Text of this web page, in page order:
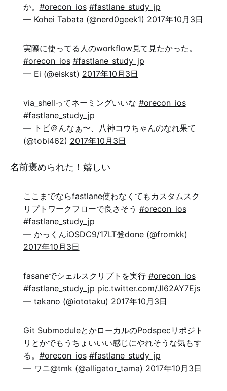
か。 #orecon_ios #fastlane_study_jp
— Kohei Tabata (@nerd0geek1) 2017年10月3日
実際に使ってる人のworkflow見て見たかった。
#orecon_ios #fastlane_study_jp
— Ei (@eiskst) 2017年10月3日
via_shellってネーミングいいな #orecon_ios
#fastlane_study_jp
— トビ＠んなぁ〜、八神コウちゃんのなれ果て
(@tobi462) 2017年10月3日
名前褒められた！嬉しい
ここまでならfastlane使わなくてもカスタムスク
リプトワークフローで良さそう #orecon_ios
#fastlane_study_jp
— かっくんiOSDC9/17LT登done (@fromkk)
2017年10月3日
fasaneでシェルスクリプトを実行 #orecon_ios
#fastlane_study_jp pic.twitter.com/JI62AY7Ejs
— takano (@iototaku) 2017年10月3日
Git SubmoduleとかローカルのPodspecリポジト
リとかでもうちょいいい感じにやれそうな気もす
る。 #orecon_ios #fastlane_study_jp
— ワニ@tmk (@alligator_tama) 2017年10月3日